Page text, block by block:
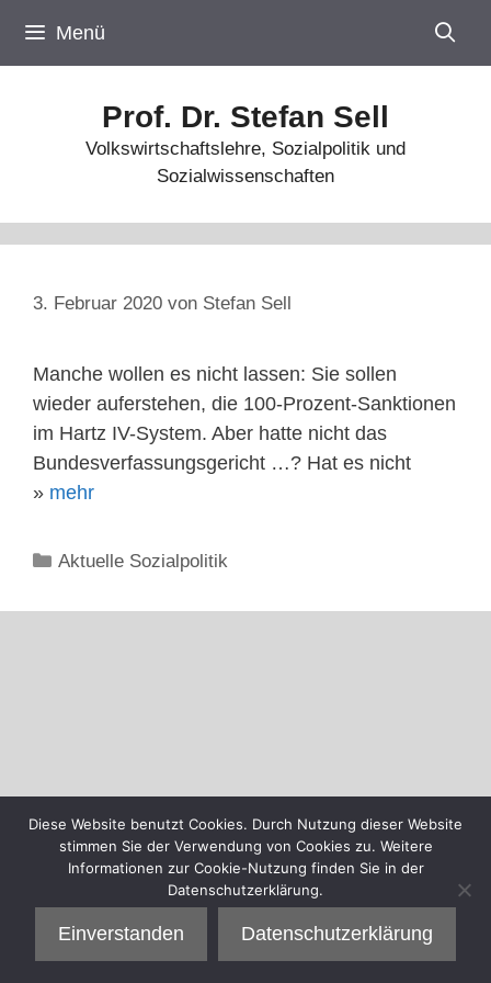
Inhalt
springen
Menü
Prof. Dr. Stefan Sell
Volkswirtschaftslehre, Sozialpolitik und
Sozialwissenschaften
3. Februar 2020 von Stefan Sell
Manche wollen es nicht lassen: Sie sollen
wieder auferstehen, die 100-Prozent-Sanktionen
im Hartz IV-System. Aber hatte nicht das
Bundesverfassungsgericht …? Hat es nicht
» mehr
Kategorien
Aktuelle Sozialpolitik
Diese Website benutzt Cookies. Durch Nutzung dieser Website
stimmen Sie der Verwendung von Cookies zu. Weitere
Informationen zur Cookie-Nutzung finden Sie in der
Datenschutzerklärung.
Einverstanden Datenschutzerklärung